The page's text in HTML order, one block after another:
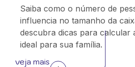
Saiba como o número de
influencia no tamanho da
descubra dicas para calcular
ideal para sua família.
veja mais